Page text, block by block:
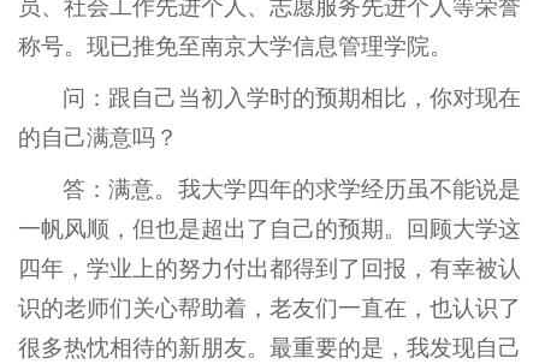
员、社会工作先进个人、志愿服务先进个人等荣誉
称号。现已推免至南京大学信息管理学院。
问：跟自己当初入学时的预期相比，你对现在
的自己满意吗？
答：满意。我大学四年的求学经历虽不能说是
一帆风顺，但也是超出了自己的预期。回顾大学这
四年，学业上的努力付出都得到了回报，有幸被认
识的老师们关心帮助着，老友们一直在，也认识了
很多热忱相待的新朋友。最重要的是，我发现自己